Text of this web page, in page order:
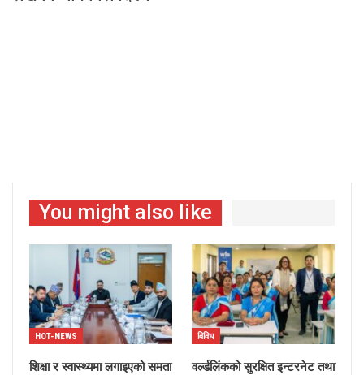
You might also like
HOT-NEWS
शिक्षा र स्वास्थ्यमा लगाइएको समता
विविध
वर्ल्डलिंकको सुरक्षित इन्टरनेट तथा